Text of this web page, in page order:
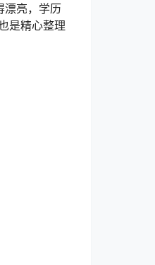
漂亮，学历
是精心整理